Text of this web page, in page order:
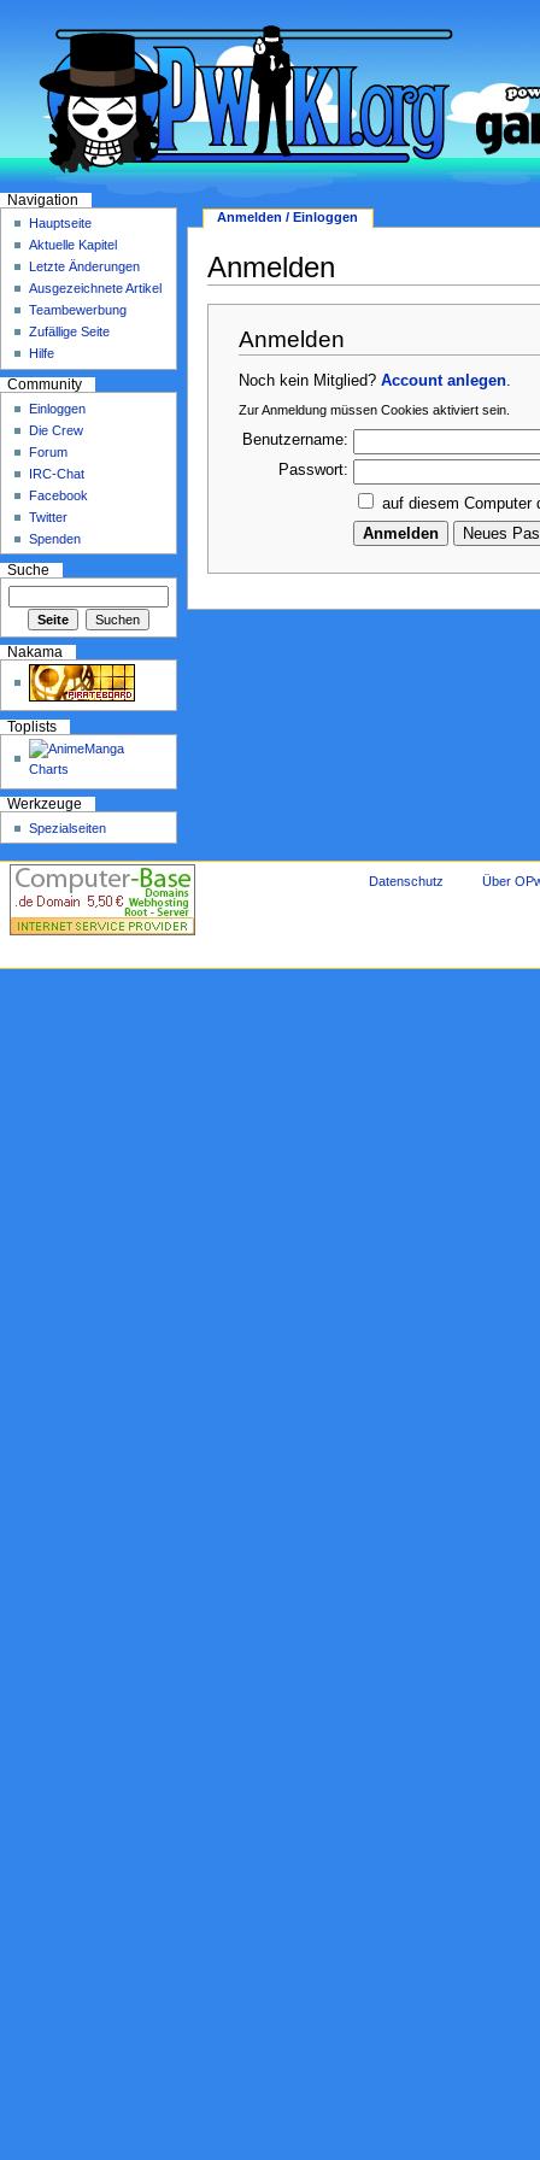
Anmelden
Anmelden
Noch kein Mitglied?Account anlegen
Zur Anmeldung müssen Cookies aktiviert sein.
Benutzername:
Passwort:
auf diesem Computer
Anmelden / Einloggen
Navigation
Hauptseite
Aktuelle Kapitel
Letzte Änderungen
Ausgezeichnete Artikel
Teambewerbung
Zufällige Seite
Hilfe
Community
Einloggen
Die Crew
Forum
IRC-Chat
Facebook
Twitter
Spenden
Suche
Nakama
Toplists
Werkzeuge
Spezialseiten
Datenschutz Über